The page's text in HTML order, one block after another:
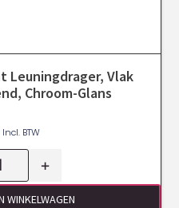
Leuningdrager, Vlak
Chroom-Glans
Incl. BTW
+
WINKELWAGEN